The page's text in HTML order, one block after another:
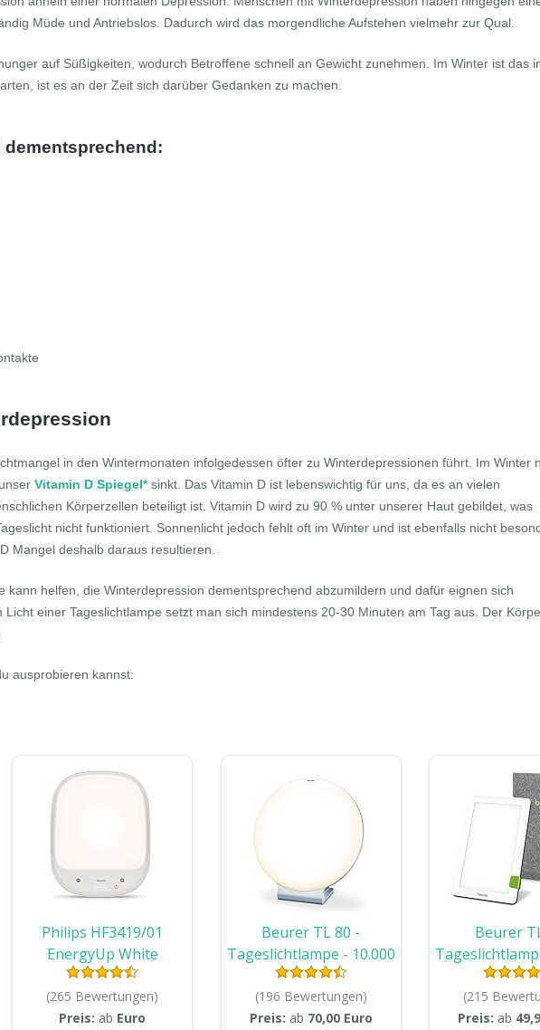
Müde und Antriebslos. Dadurch wird das morgendliche Aufstehen vielmehr zur Qual.
auf Süßigkeiten, wodurch Betroffene schnell an Gewicht zunehmen. Im Winter ist das
ist es an der Zeit sich darüber Gedanken zu machen.
dementsprechend:
in den Wintermonaten infolgedessen öfter zu Winterdepressionen führt. Im Winter
Vitamin D Spiegel* sinkt. Das Vitamin D ist lebenswichtig für uns, da es an vielen
Körperzellen beteiligt ist. Vitamin D wird zu 90 % unter unserer Haut gebildet, was
nicht funktioniert. Sonnenlicht jedoch fehlt oft im Winter und ist ebenfalls nicht
Mangel deshalb daraus resultieren.
kann helfen, die Winterdepression dementsprechend abzumildern und dafür eignen sich
einer Tageslichtlampe setzt man sich mindestens 20-30 Minuten am Tag aus. Der
ausprobieren kannst:
Philips HF3419/01
EnergyUp White
(natürliches weißes Licht,
Tageslicht, bis 10.000
Lux, Dimmer)
(265 Bewertungen)
Preis: ab Euro
Beurer TL 80 -
Tageslichtlampe - 10.000
LUX
(196 Bewertungen)
Preis: ab 70,00 Euro
Beurer
(215
Preis: ab